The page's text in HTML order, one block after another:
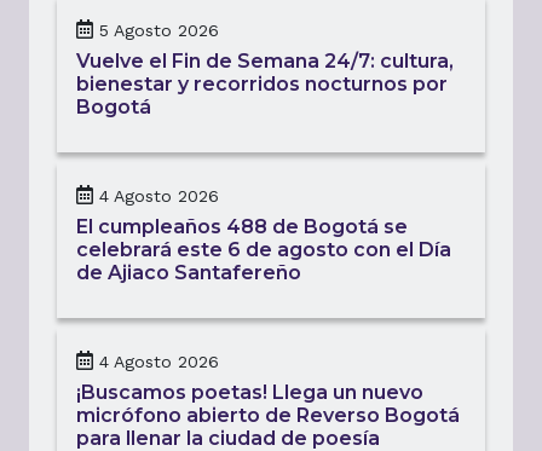
5 Agosto 2026
Vuelve el Fin de Semana 24/7: cultura,
bienestar y recorridos nocturnos por
Bogotá
4 Agosto 2026
El cumpleaños 488 de Bogotá se
celebrará este 6 de agosto con el Día
de Ajiaco Santafereño
4 Agosto 2026
¡Buscamos poetas! Llega un nuevo
micrófono abierto de Reverso Bogotá
para llenar la ciudad de poesía